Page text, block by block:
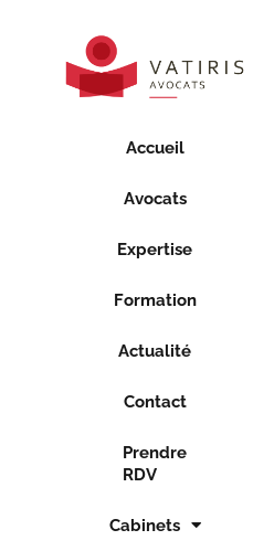
Accueil
Avocats
Expertise
Formation
Actualité
Contact
Prendre
RDV
Cabinets